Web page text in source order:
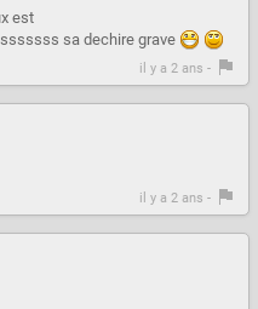
est
sa dechire grave
il y a 2 ans -
il y a 2 ans -